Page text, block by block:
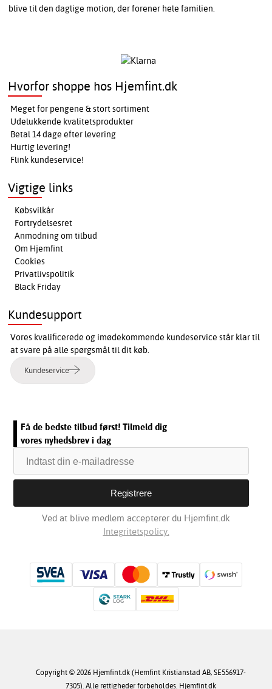
blive til den daglige motion, der forener hele familien.
Hvorfor shoppe hos Hjemfint.dk
Meget for pengene & stort sortiment
Udelukkende kvalitetsprodukter
Betal 14 dage efter levering
Hurtig levering!
Flink kundeservice!
Vigtige links
Købsvilkår
Fortrydelsesret
Anmodning om tilbud
Om Hjemfint
Cookies
Privatlivspolitik
Black Friday
Kundesupport
Vores kvalificerede og imødekommende kundeservice står klar til
at svare på alle spørgsmål til dit køb.
Kundeservice
Få de bedste tilbud først! Tilmeld dig
vores nyhedsbrev i dag
Ved at blive medlem accepterer du Hjemfint.dk
Integritetspolicy.
Copyright © 2026 Hjemfint.dk (Hemfint Kristianstad AB, SE556917-
7305). Alle rettigheder forbeholdes. Hjemfint.dk